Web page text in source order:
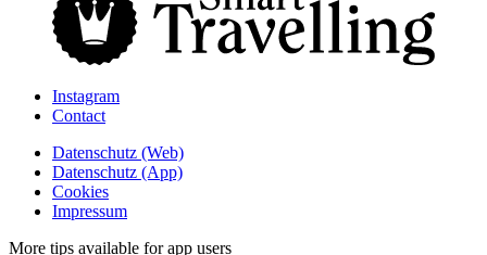
Instagram
Contact
Daten­schutz­ (Web)
Daten­schutz­ (App)
Cookies
Impressum
More tips available for app users